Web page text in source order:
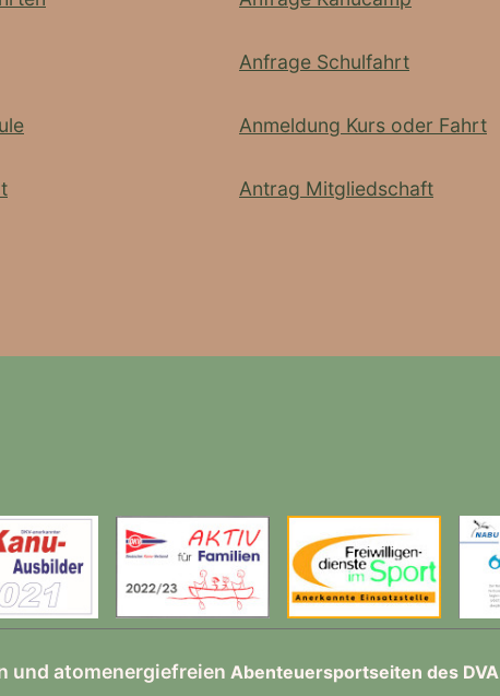
Anfrage Schulfahrt
Anmeldung Kurs oder Fahrt
Antrag Mitgliedschaft
und atomenergiefreien Abenteuersportseiten des DVA